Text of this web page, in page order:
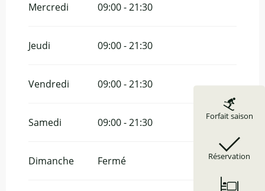
Forfait saison
Réservation
Mercredi 09:00 - 21:30
Jeudi 09:00 - 21:30
Vendredi 09:00 - 21:30
Samedi 09:00 - 21:30
Dimanche Fermé